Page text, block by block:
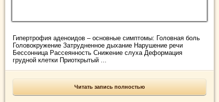
Гипертрофия аденоидов – основные симптомы: Головная боль
Головокружение Затрудненное дыхание Нарушение речи
Бессонница Рассеянность Снижение слуха Деформация
грудной клетки Приоткрытый ...
Читать запись полностью